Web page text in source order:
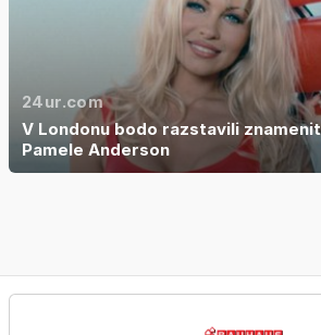
24ur.com
V Londonu bodo razstavili
Pamele Anderson